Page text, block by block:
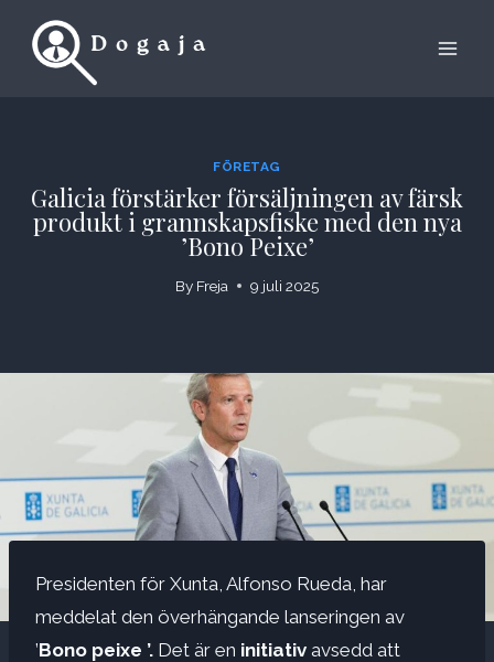
FÖRETAG
Galicia förstärker försäljningen av färsk
produkt i grannskapsfiske med den nya
’Bono Peixe’
By Freja 9 juli 2025
Presidenten för Xunta, Alfonso Rueda, har
meddelat den överhängande lanseringen av
’Bono peixe ’. Det är en initiativ avsedd att